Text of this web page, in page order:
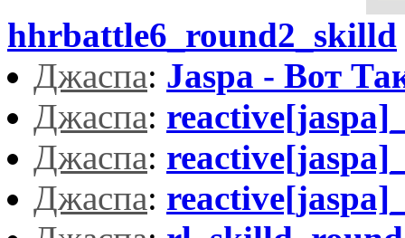
hhrbattle6_round2_skilld
Джacпa: Jaspa - Вот
Джacпa:
Джacпa:
Джacпa: